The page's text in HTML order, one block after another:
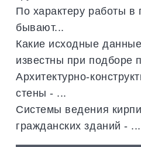
По характеру работы в
бывают...
Какие исходные
известны при подборе
Архитектурно-
стены - ...
Системы ведения
гражданских зданий - ...